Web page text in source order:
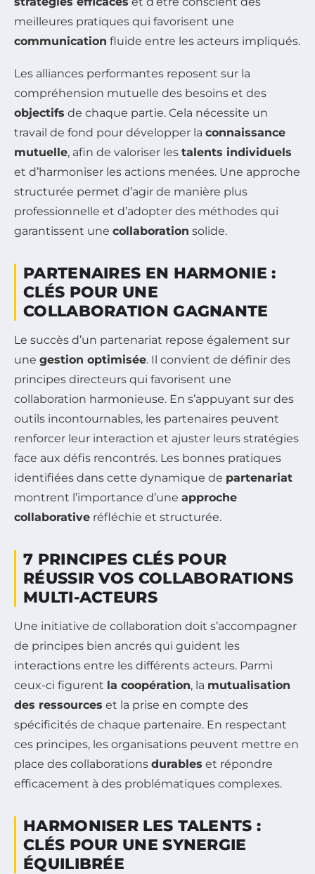
meilleures pratiques qui favorisent une
communication fluide entre les acteurs impliqués.
Les alliances performantes reposent sur la
compréhension mutuelle des besoins et des
objectifs de chaque partie. Cela nécessite un
travail de fond pour développer la connaissance
mutuelle, afin de valoriser les talents individuels
et d’harmoniser les actions menées. Une approche
structurée permet d’agir de manière plus
professionnelle et d’adopter des méthodes qui
garantissent une collaboration solide.
PARTENAIRES EN HARMONIE :
CLÉS POUR UNE
COLLABORATION GAGNANTE
Le succès d’un partenariat repose également sur
une gestion optimisée. Il convient de définir des
principes directeurs qui favorisent une
collaboration harmonieuse. En s’appuyant sur des
outils incontournables, les partenaires peuvent
renforcer leur interaction et ajuster leurs stratégies
face aux défis rencontrés. Les bonnes pratiques
identifiées dans cette dynamique de partenariat
montrent l’importance d’une approche
collaborative réfléchie et structurée.
7 PRINCIPES CLÉS POUR
RÉUSSIR VOS COLLABORATIONS
MULTI-ACTEURS
Une initiative de collaboration doit s’accompagner
de principes bien ancrés qui guident les
interactions entre les différents acteurs. Parmi
ceux-ci figurent la coopération, la mutualisation
des ressources et la prise en compte des
spécificités de chaque partenaire. En respectant
ces principes, les organisations peuvent mettre en
place des collaborations durables et répondre
efficacement à des problématiques complexes.
HARMONISER LES TALENTS :
CLÉS POUR UNE SYNERGIE
ÉQUILIBRÉE